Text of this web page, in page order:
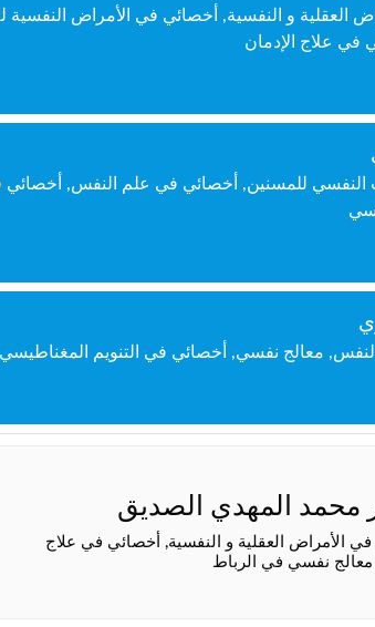
العقلية و النفسية, أخصائي في الأمراض النفسية
في علاج الإدمان
النفسي للمسنين, أخصائي في علم النفس,
معالج نفسي, أخصائي في التنويم المغناطيسي
محمد المهدي الصديق
الأمراض العقلية و النفسية, أخصائي في علاج
معالج نفسي في الرباط